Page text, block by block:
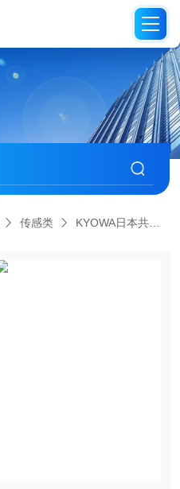
传感类 KYOWA日本共和